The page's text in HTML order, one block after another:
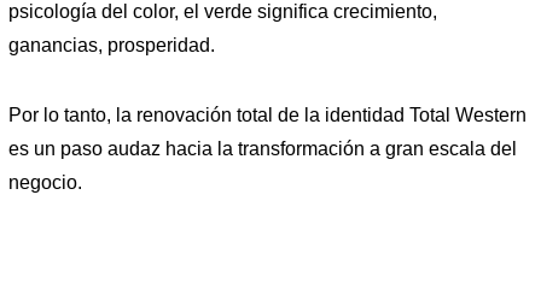
psicología del color, el verde significa crecimiento,
ganancias, prosperidad.
Por lo tanto, la renovación total de la identidad Total Western
es un paso audaz hacia la transformación a gran escala del
negocio.